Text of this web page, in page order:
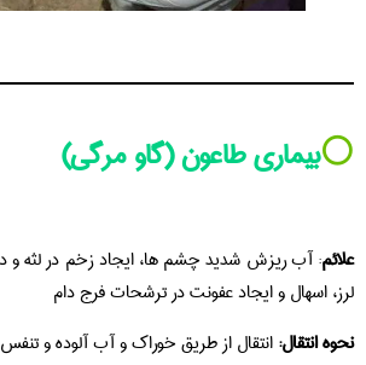
⚪️بیماری طاعون (گاو مرگی)
علائم
لرز، اسهال و ایجاد عفونت در ترشحات فرج دام
نحوه انتقال:انتقال از طریق خوراک و آب آلوده و تنفس